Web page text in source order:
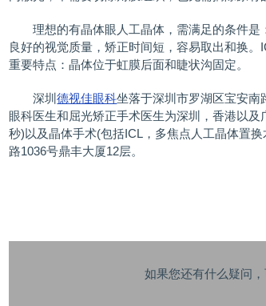
理想的有晶体眼人工晶体，需满足的条件是
良好的视觉质量，矫正时间短，容易取出和换
重要特点：晶体位于虹膜后面和睫状沟固定。
深圳德视佳眼科坐落于深圳市罗湖区宝安南
眼科医生和屈光矫正手术医生为深圳，香港以及
秒)以及晶体手术(包括ICL，多焦点人工晶体置
路1036号鼎丰大厦12层。
如果您还有什么疑问